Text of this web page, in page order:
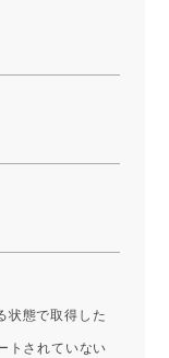
状態で取得した
トされていない